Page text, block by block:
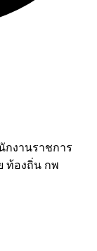
กงานราชการ
ท้องถิ่น กพ